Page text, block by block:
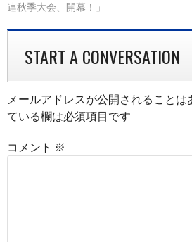
NAVIGATION
連秋季大会、開幕！」
START A CONVERSATION
メールアドレスが公開されることは
ている欄は必須項目です
コメント ※